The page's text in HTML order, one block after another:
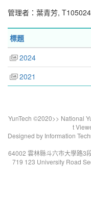
管理者：葉青芳,
標題
2024
2021
YunTech ©2020>> National
t
Designed by Information
64002 雲林縣斗六市大學路3
719 123 University Road